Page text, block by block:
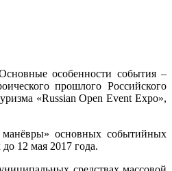
особенности события –
прошлого Российского
«Russian Open Event Expo»,
манёвры» основных событийных
до 12 мая 2017 года.